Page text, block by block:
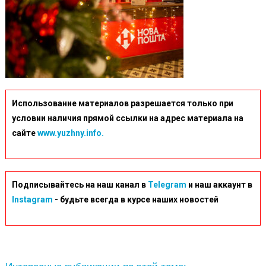
Использование материалов разрешается только при
условии наличия прямой ссылки на адрес материала на
сайтеwww.yuzhny.info.
Подписывайтесь на наш канал в Telegram и наш аккаунт в
Instagram - будьте всегда в курсе наших новостей